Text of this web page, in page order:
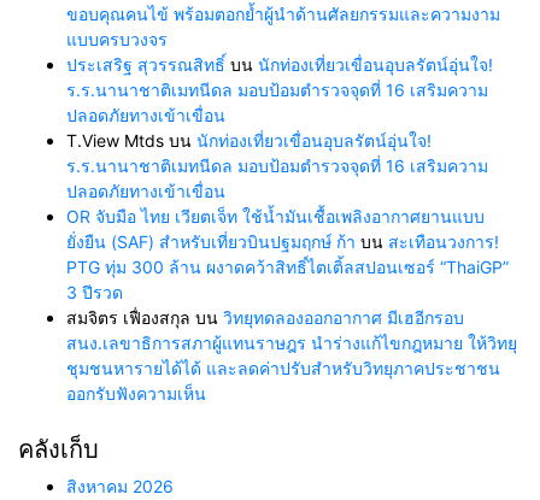
ขอบคุณคนไข้ พร้อมตอกย้ำผู้นำด้านศัลยกรรมและความงาม
แบบครบวงจร
ประเสริฐ สุวรรณสิทธิ์ บน นักท่องเที่ยวเขื่อนอุบลรัตน์อุ่นใจ!
ร.ร.นานาชาติเมทนีดล มอบป้อมตำรวจจุดที่ 16 เสริมความ
ปลอดภัยทางเข้าเขื่อน
T.View Mtds บน นักท่องเที่ยวเขื่อนอุบลรัตน์อุ่นใจ!
ร.ร.นานาชาติเมทนีดล มอบป้อมตำรวจจุดที่ 16 เสริมความ
ปลอดภัยทางเข้าเขื่อน
OR จับมือ ไทย เวียตเจ็ท ใช้น้ำมันเชื้อเพลิงอากาศยานแบบ
ยั่งยืน (SAF) สำหรับเที่ยวบินปฐมฤกษ์ ก้า บน สะเทือนวงการ!
PTG ทุ่ม 300 ล้าน ผงาดคว้าสิทธิ์ไตเติ้ลสปอนเซอร์ “ThaiGP”
3 ปีรวด
สมจิตร เฟื่องสกุล บน วิทยุทดลองออกอากาศ มีเฮอีกรอบ
สนง.เลขาธิการสภาผู้แทนราษฎร นำร่างแก้ไขกฎหมาย ให้วิทยุ
ชุมชนหารายได้ได้ และลดค่าปรับสำหรับวิทยุภาคประชาชน
ออกรับฟังความเห็น
คลังเก็บ
สิงหาคม 2026